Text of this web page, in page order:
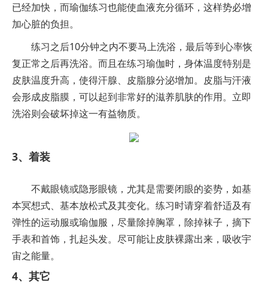
已经加快，而瑜伽练习也能使血液充分循环，这样势必增
加心脏的负担。
练习之后10分钟之内不要马上洗浴，最后等到心率恢
复正常之后再洗浴。而且在练习瑜伽时，身体温度特别是
皮肤温度升高，使得汗腺、皮脂腺分泌增加。皮脂与汗液
会形成皮脂膜，可以起到非常好的滋养肌肤的作用。立即
洗浴则会破坏掉这一有益物质。
3、着装
不戴眼镜或隐形眼镜，尤其是需要闭眼的姿势，如基
本冥想式、基本放松式及其变化。练习时请穿着舒适及有
弹性的运动服或瑜伽服，尽量除掉胸罩，除掉袜子，摘下
手表和首饰，扎起头发。尽可能让皮肤裸露出来，吸收宇
宙之能量。
4、其它